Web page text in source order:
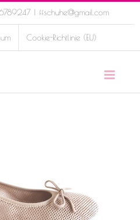
| ffschuhe@gmail.com
Cookie-Richtlinie (EU)